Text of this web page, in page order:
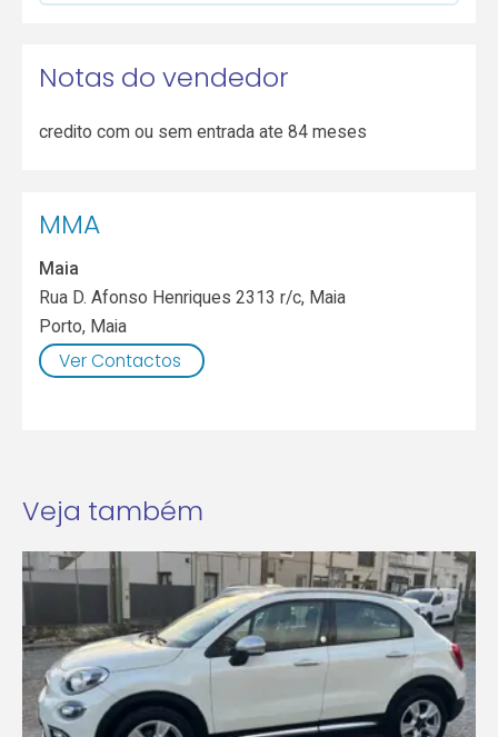
Notas do vendedor
credito com ou sem entrada ate 84 meses
MMA
Maia
Rua D. Afonso Henriques 2313 r/c, Maia
Porto, Maia
Ver Contactos
Veja também